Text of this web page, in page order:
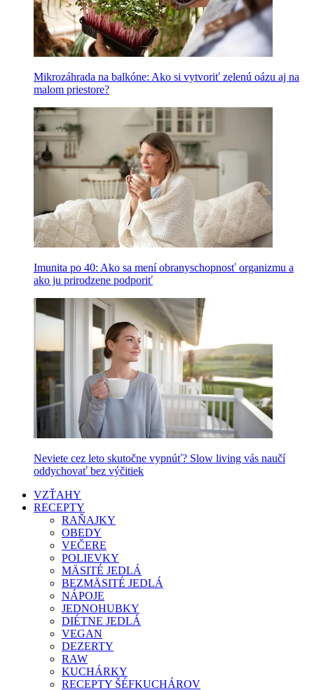
Mikrozáhrada na balkóne: Ako si vytvoriť zelenú oázu aj na
malom priestore?
Imunita po 40: Ako sa mení obranyschopnosť organizmu a
ako ju prirodzene podporiť
Neviete cez leto skutočne vypnúť? Slow living vás naučí
oddychovať bez výčitiek
VZŤAHY
RECEPTY
RAŇAJKY
OBEDY
VEČERE
POLIEVKY
MÄSITÉ JEDLÁ
BEZMÄSITÉ JEDLÁ
NÁPOJE
JEDNOHUBKY
DIÉTNE JEDLÁ
VEGAN
DEZERTY
RAW
KUCHÁRKY
RECEPTY ŠÉFKUCHÁROV